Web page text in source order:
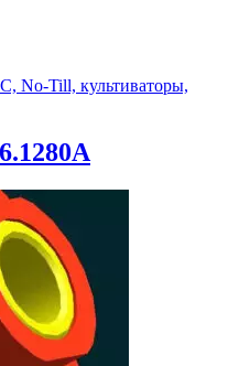
No-Till, культиваторы,